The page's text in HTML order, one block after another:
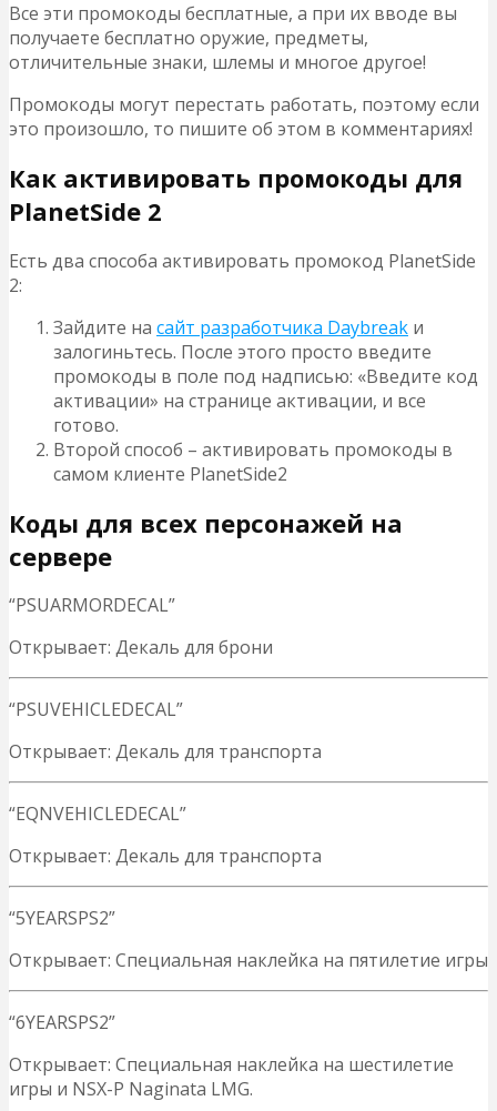
Все эти промокоды бесплатные, а при их вводе вы
получаете бесплатно оружие, предметы,
отличительные знаки, шлемы и многое другое!
Промокоды могут перестать работать, поэтому если
это произошло, то пишите об этом в комментариях!
Как активировать промокоды для
PlanetSide 2
Есть два способа активировать промокод PlanetSide
2:
Зайдите на сайт разработчика Daybreak и
залогиньтесь. После этого просто введите
промокоды в поле под надписью: «Введите код
активации» на странице активации, и все
готово.
Второй способ – активировать промокоды в
самом клиенте PlanetSide2
Коды для всех персонажей на
сервере
“PSUARMORDECAL”
Открывает: Декаль для брони
“PSUVEHICLEDECAL”
Открывает: Декаль для транспорта
“EQNVEHICLEDECAL”
Открывает: Декаль для транспорта
“5YEARSPS2”
Открывает: Специальная наклейка на пятилетие игры
“6YEARSPS2”
Открывает: Специальная наклейка на шестилетие
игры и NSX-P Naginata LMG.